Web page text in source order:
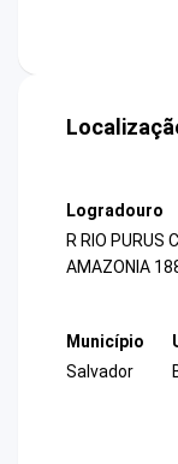
Logradouro
R RIO PURUS
AMAZONIA
Município
Salvador